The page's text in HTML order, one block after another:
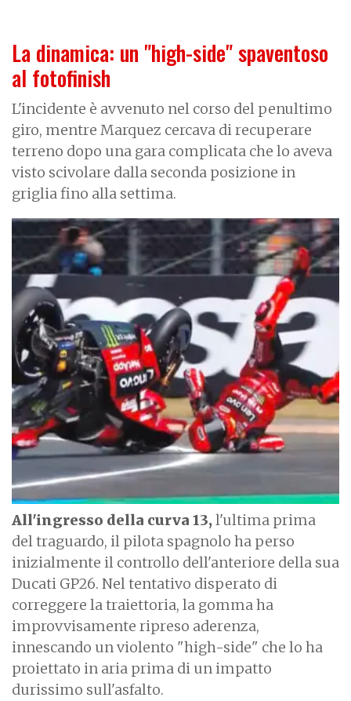
La dinamica: un "high-side" spaventoso
al fotofinish
L'incidente è avvenuto nel corso del penultimo
giro, mentre Marquez cercava di recuperare
terreno dopo una gara complicata che lo aveva
visto scivolare dalla seconda posizione in
griglia fino alla settima.
a
g
e
All'ingresso della curva 13,l'ultima prima
del traguardo, il pilota spagnolo ha perso
inizialmente il controllo dell'anteriore della sua
Ducati GP26. Nel tentativo disperato di
correggere la traiettoria, la gomma ha
improvvisamente ripreso aderenza,
innescando un violento "high-side" che lo ha
proiettato in aria prima di un impatto
durissimo sull'asfalto.